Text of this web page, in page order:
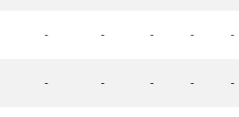
- - - - -
- - - - -